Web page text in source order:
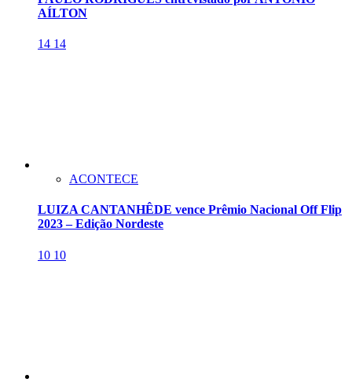
AÍLTON
14 14
ACONTECE
LUIZA CANTANHÊDE vence Prêmio Nacional Off Flip
2023 – Edição Nordeste
10 10